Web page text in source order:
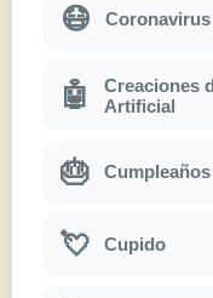
😷 Coronavirus
🤖
Creaciones
Artificial
🎂 Cumpleaños
💘 Cupido